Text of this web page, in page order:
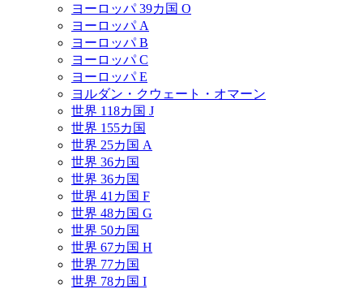
ヨーロッパ 39カ国 O
ヨーロッパ A
ヨーロッパ B
ヨーロッパ C
ヨーロッパ E
ヨルダン・クウェート・オマーン
世界 118カ国 J
世界 155カ国
世界 25カ国 A
世界 36カ国
世界 36カ国
世界 41カ国 F
世界 48カ国 G
世界 50カ国
世界 67カ国 H
世界 77カ国
世界 78カ国 I